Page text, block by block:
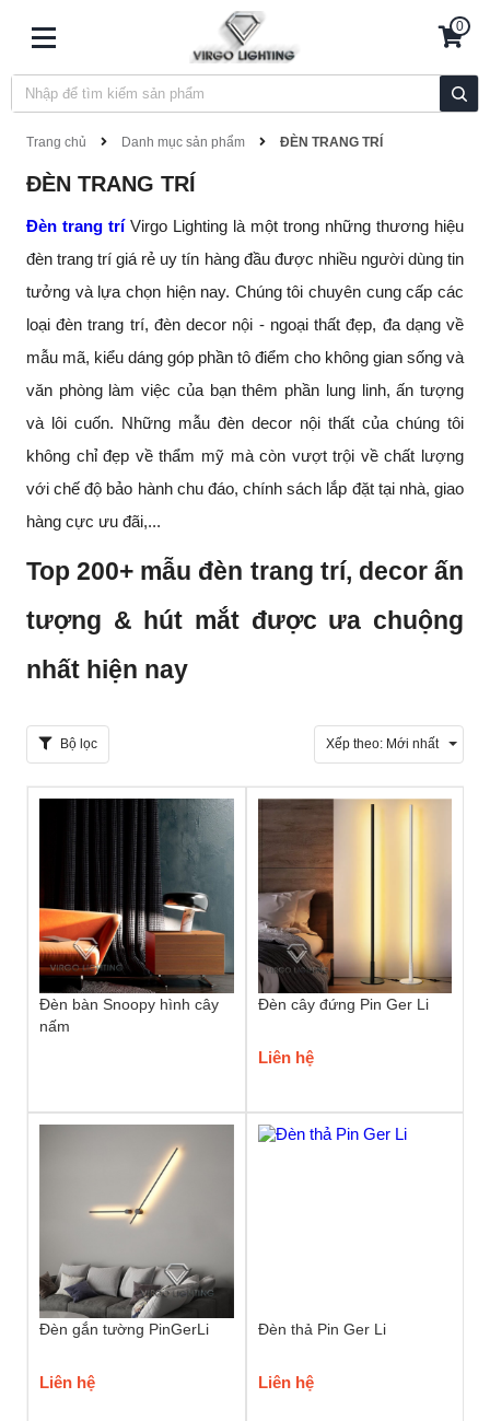
0
Trang chủ Danh mục sản phẩm ĐÈN TRANG TRÍ
ĐÈN TRANG TRÍ
Đèn trang tríVirgo Lighting là một trong những thương hiệu
đèn trang trí giá rẻ uy tín hàng đầu được nhiều người dùng tin
tưởng và lựa chọn hiện nay. Chúng tôi chuyên cung cấp các
loại đèn trang trí, đèn decor nội - ngoại thất đẹp, đa dạng về
mẫu mã, kiểu dáng góp phần tô điểm cho không gian sống và
văn phòng làm việc của bạn thêm phần lung linh, ấn tượng
và lôi cuốn. Những mẫu đèn decor nội thất của chúng tôi
không chỉ đẹp về thẩm mỹ mà còn vượt trội về chất lượng
với chế độ bảo hành chu đáo, chính sách lắp đặt tại nhà, giao
hàng cực ưu đãi,...
Top 200+ mẫu đèn trang trí, decor ấn
tượng & hút mắt được ưa chuộng
nhất hiện nay
Bộ lọc Xếp theo: Mới nhất
Đèn bàn Snoopy hình cây
nấm
Đèn cây đứng Pin Ger Li
Liên hệ
Đèn gắn tường PinGerLi
Liên hệ
Đèn thả Pin Ger Li
Liên hệ